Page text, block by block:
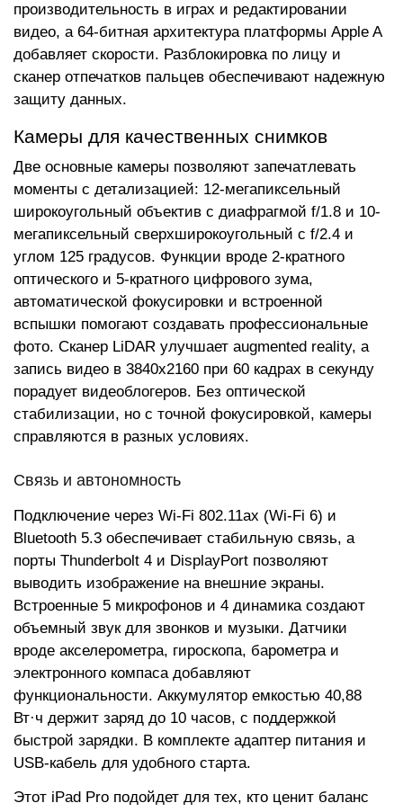
производительность в играх и редактировании
видео, а 64-битная архитектура платформы Apple A
добавляет скорости. Разблокировка по лицу и
сканер отпечатков пальцев обеспечивают надежную
защиту данных.
Камеры для качественных снимков
Две основные камеры позволяют запечатлевать
моменты с детализацией: 12-мегапиксельный
широкоугольный объектив с диафрагмой f/1.8 и 10-
мегапиксельный сверхширокоугольный с f/2.4 и
углом 125 градусов. Функции вроде 2-кратного
оптического и 5-кратного цифрового зума,
автоматической фокусировки и встроенной
вспышки помогают создавать профессиональные
фото. Сканер LiDAR улучшает augmented reality, а
запись видео в 3840x2160 при 60 кадрах в секунду
порадует видеоблогеров. Без оптической
стабилизации, но с точной фокусировкой, камеры
справляются в разных условиях.
Связь и автономность
Подключение через Wi-Fi 802.11ax (Wi-Fi 6) и
Bluetooth 5.3 обеспечивает стабильную связь, а
порты Thunderbolt 4 и DisplayPort позволяют
выводить изображение на внешние экраны.
Встроенные 5 микрофонов и 4 динамика создают
объемный звук для звонков и музыки. Датчики
вроде акселерометра, гироскопа, барометра и
электронного компаса добавляют
функциональности. Аккумулятор емкостью 40,88
Вт·ч держит заряд до 10 часов, с поддержкой
быстрой зарядки. В комплекте адаптер питания и
USB-кабель для удобного старта.
Этот iPad Pro подойдет для тех, кто ценит баланс